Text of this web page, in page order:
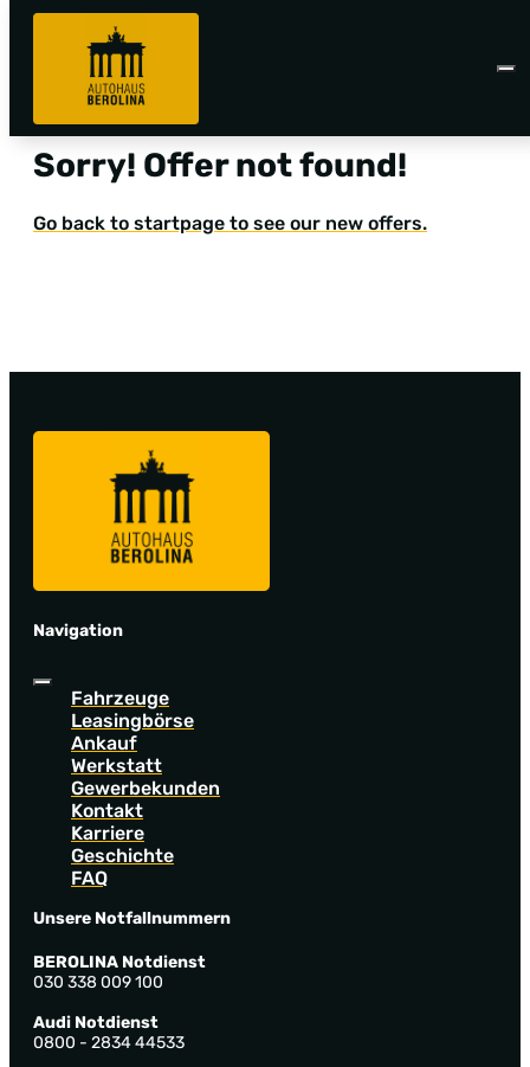
Sorry! Offer not found!
Go back to startpage to see our new offers.
Navigation
Fahrzeuge
Leasingbörse
Ankauf
Werkstatt
Gewerbekunden
Kontakt
Karriere
Geschichte
FAQ
Unsere Notfallnummern
BEROLINA Notdienst
030 338 009 100
Audi Notdienst
0800 - 2834 44533